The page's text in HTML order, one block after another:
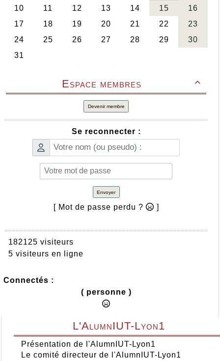

Espace membres
Devenir membre
Se reconnecter :
Envoyer
[ Mot de passe perdu ? ]
182125 visiteurs
5 visiteurs en ligne
Connectés :
( personne )
L'AlumnIUT-Lyon1
Présentation de l'AlumnIUT-Lyon1
Le comité directeur de l'AlumnIUT-Lyon1